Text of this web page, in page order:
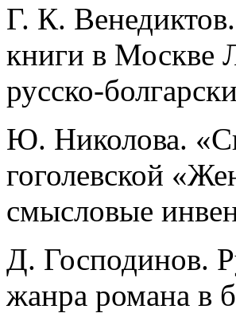
Г. К.
книги в Москве
русско-
Ю. Николова.
гоголевской
смысловые
Д. Господинов.
жанра романа в